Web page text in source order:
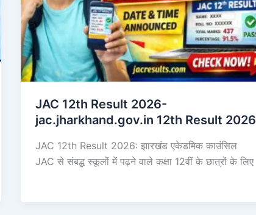
JAC 12th Result 2026-
jac.jharkhand.gov.in 12th Result 2026
JAC 12th Result 2026: झारखंड एकेडमिक काउंसिल
JAC से संबद्ध स्कूलों में पढ़ने वाले कक्षा 12वीं के छात्रों के लिए